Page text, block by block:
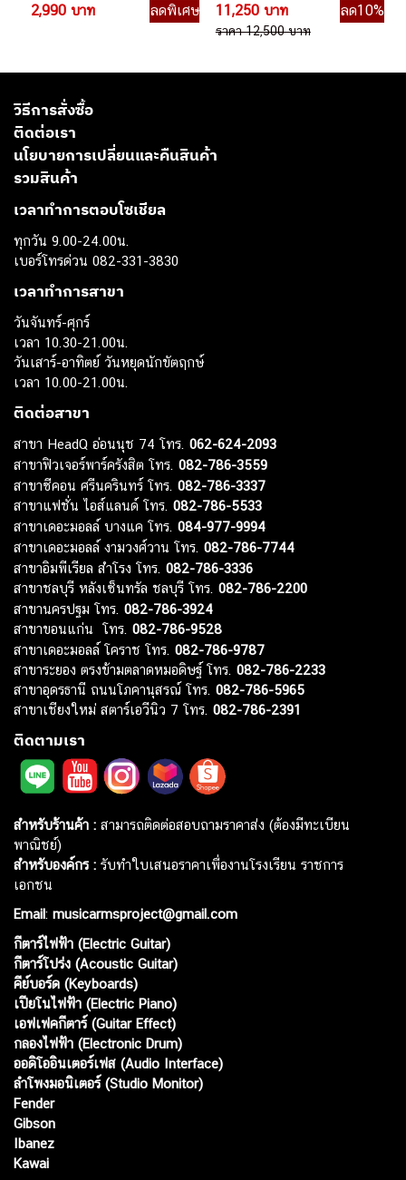
2,990 บาท
ลดพิเศษ
11,250 บาท
ลด10%
ราคา 12,500 บาท
วิธีการสั่งซื้อ
ติดต่อเรา
นโยบายการเปลี่ยนและคืนสินค้า
รวมสินค้า
เวลาทำการตอบโซเชียล
ทุกวัน 9.00-24.00น.
เบอร์โทรด่วน 082-331-3830
เวลาทำการสาขา
วันจันทร์-ศุกร์
เวลา 10.30-21.00น.
วันเสาร์-อาทิตย์ วันหยุดนักขัตฤกษ์
เวลา 10.00-21.00น.
ติดต่อสาขา
สาขา HeadQ อ่อนนุช 74 โทร. 062-624-2093
สาขาฟิวเจอร์พาร์ครังสิต โทร. 082-786-3559
สาขาซีคอน ศรีนครินทร์ โทร. 082-786-3337
สาขาแฟชั่น ไอส์แลนด์ โทร. 082-786-5533
สาขาเดอะมอลล์ บางแค โทร. 084-977-9994
สาขาเดอะมอลล์ งามวงศ์วาน โทร. 082-786-7744
สาขาอิมพีเรียล สำโรง โทร. 082-786-3336
สาขาชลบุรี หลังเซ็นทรัล ชลบุรี โทร. 082-786-2200
สาขานครปฐม โทร. 082-786-3924
สาขาขอนแก่น โทร. 082-786-9528
สาขาเดอะมอลล์ โคราช โทร. 082-786-9787
สาขาระยอง ตรงข้ามตลาดหมอดิษฐ์ โทร. 082-786-2233
สาขาอุดรธานี ถนนโภคานุสรณ์ โทร. 082-786-5965
สาขาเชียงใหม่ สตาร์เอวีนิว 7 โทร. 082-786-2391
ติดตามเรา
สำหรับร้านค้า : สามารถติดต่อสอบถามราคาส่ง (ต้องมีทะเบียน
พาณิชย์)
สำหรับองค์กร : รับทำใบเสนอราคาเพื่องานโรงเรียน ราชการ
เอกชน
Email: musicarmsproject@gmail.com
กีตาร์ไฟฟ้า (Electric Guitar)
กีตาร์โปร่ง (Acoustic Guitar)
คีย์บอร์ด (Keyboards)
เปียโนไฟฟ้า (Electric Piano)
เอฟเฟคกีตาร์ (Guitar Effect)
กลองไฟฟ้า (Electronic Drum)
ออดิโออินเตอร์เฟส (Audio Interface)
ลำโพงมอนิเตอร์ (Studio Monitor)
Fender
Gibson
Ibanez
Kawai